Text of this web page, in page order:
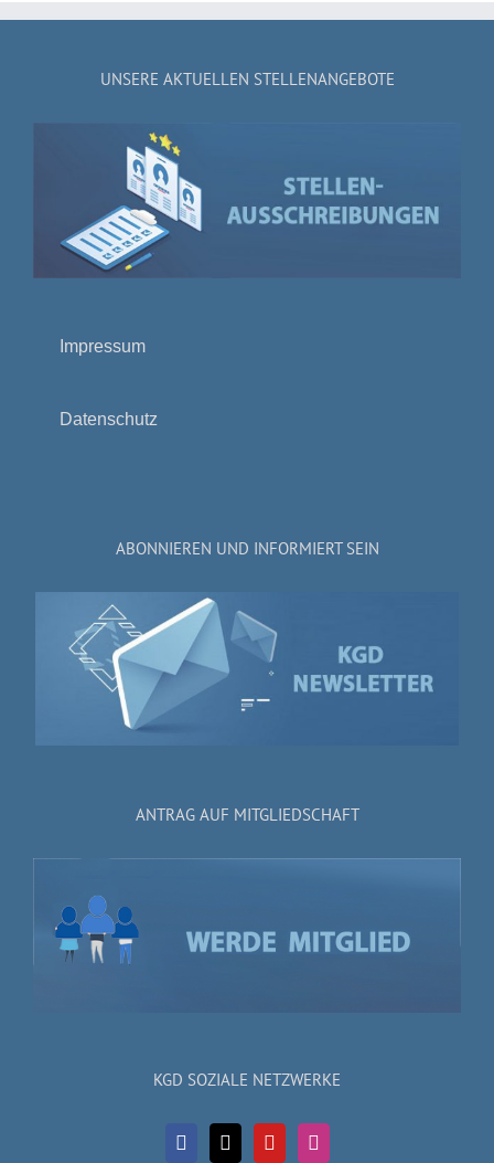
UNSERE AKTUELLEN STELLENANGEBOTE
Impressum
Datenschutz
ABONNIEREN UND INFORMIERT SEIN
ANTRAG AUF MITGLIEDSCHAFT
KGD SOZIALE NETZWERKE